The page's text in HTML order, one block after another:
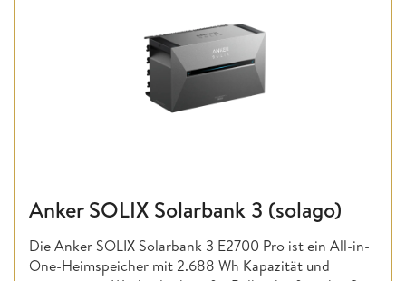
Anker SOLIX Solarbank 3 (solago)
Die Anker SOLIX Solarbank 3 E2700 Pro ist ein All-in-
One-Heimspeicher mit 2.688 Wh Kapazität und